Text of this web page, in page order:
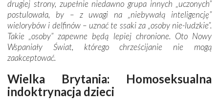
drugiej strony, zupełnie niedawno grupa innych „uczonych”
postulowała, by – z uwagi na „niebywałą inteligencję”
wielorybów i delfinów – uznać te ssaki za „osoby nie-ludzkie”.
Takie „osoby” zapewne będą lepiej chronione. Oto Nowy
Wspaniały Świat, którego chrześcijanie nie mogą
zaakceptować.
Wielka Brytania: Homoseksualna
indoktrynacja dzieci